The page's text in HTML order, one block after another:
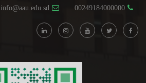
00249184000000
info@aau.edu.sd